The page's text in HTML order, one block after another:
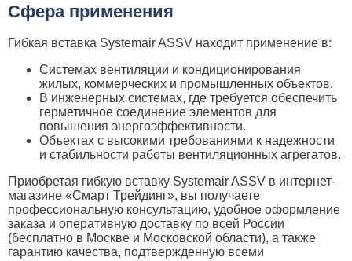
Сфера применения
Гибкая вставка Systemair ASSV находит применение в:
Системах вентиляции и кондиционирования
жилых, коммерческих и промышленных объектов.
В инженерных системах, где требуется обеспечить
герметичное соединение элементов для
повышения энергоэффективности.
Объектах с высокими требованиями к надежности
и стабильности работы вентиляционных агрегатов.
Приобретая гибкую вставку Systemair ASSV в интернет-
магазине «Смарт Трейдинг», вы получаете
профессиональную консультацию, удобное оформление
заказа и оперативную доставку по всей России
(бесплатно в Москве и Московской области), а также
гарантию качества, подтвержденную всеми